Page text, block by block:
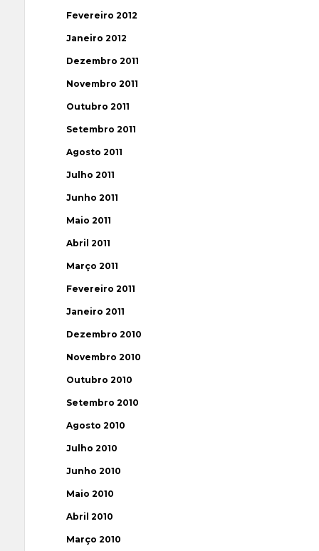
Fevereiro 2012
Janeiro 2012
Dezembro 2011
Novembro 2011
Outubro 2011
Setembro 2011
Agosto 2011
Julho 2011
Junho 2011
Maio 2011
Abril 2011
Março 2011
Fevereiro 2011
Janeiro 2011
Dezembro 2010
Novembro 2010
Outubro 2010
Setembro 2010
Agosto 2010
Julho 2010
Junho 2010
Maio 2010
Abril 2010
Março 2010